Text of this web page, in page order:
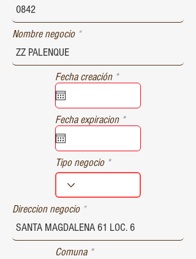
Nombre negocio
Fecha creación *r
e
u
i
d
Fecha expiracion *r
e
u
r
d
Tipo negocio
Direccion negocio
Comuna